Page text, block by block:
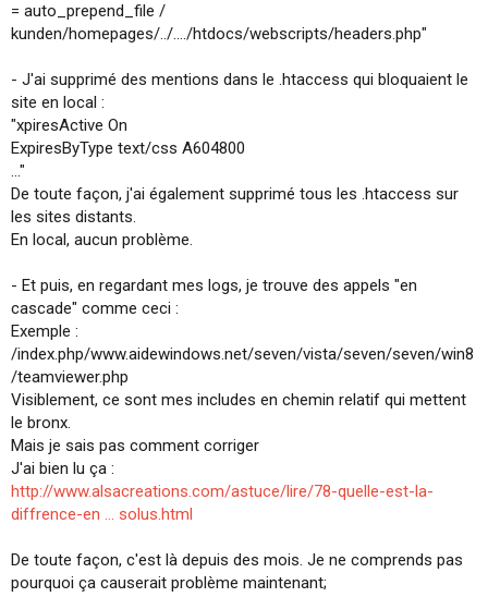
= auto_prepend_file /
kunden/homepages/../..../htdocs/webscripts/headers.php"
- J'ai supprimé des mentions dans le .htaccess qui bloquaient le
site en local :
"xpiresActive On
ExpiresByType text/css A604800
..."
De toute façon, j'ai également supprimé tous les .htaccess sur
les sites distants.
En local, aucun problème.
- Et puis, en regardant mes logs, je trouve des appels "en
cascade" comme ceci :
Exemple :
/index.php/www.aidewindows.net/seven/vista/seven/seven/win8
/teamviewer.php
Visiblement, ce sont mes includes en chemin relatif qui mettent
le bronx.
Mais je sais pas comment corriger
J'ai bien lu ça :
http://www.alsacreations.com/astuce/lire/78-quelle-est-la-
diffrence-en ... solus.html
De toute façon, c'est là depuis des mois. Je ne comprends pas
pourquoi ça causerait problème maintenant;